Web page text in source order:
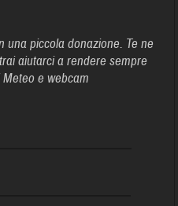
una piccola donazione. Te ne
aiutarci a rendere sempre
e webcam